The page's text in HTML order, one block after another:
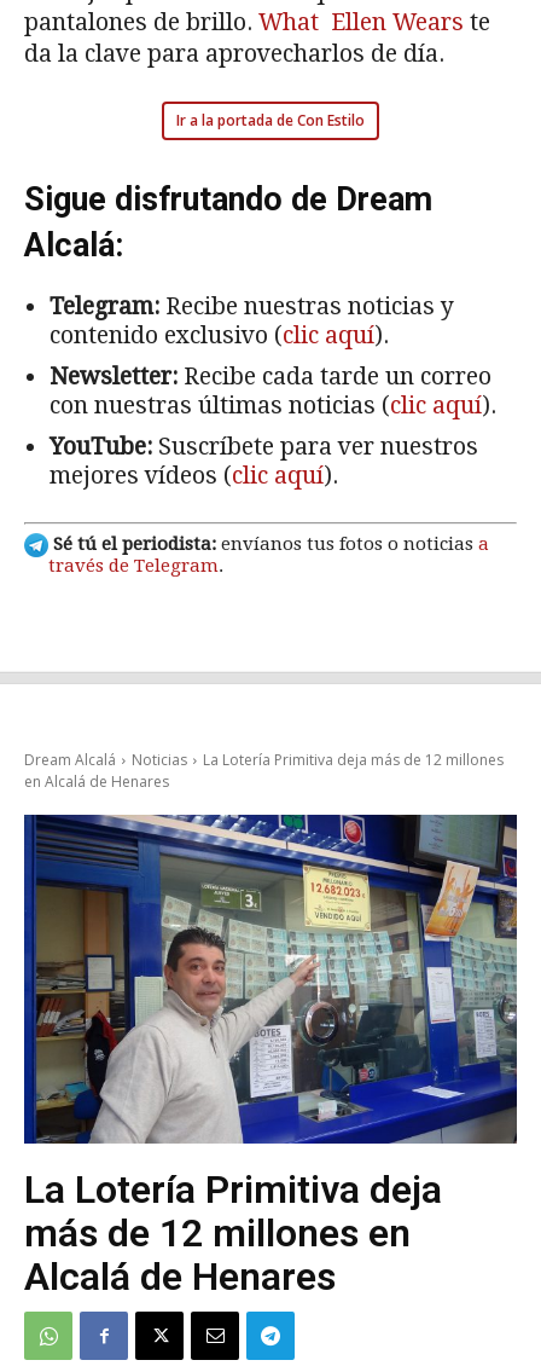
pantalones de brillo. What Ellen Wears te
da la clave para aprovecharlos de día.
Ir a la portada de Con Estilo
Sigue disfrutando de Dream
Alcalá:
Telegram: Recibe nuestras noticias y
contenido exclusivo (clic aquí).
Newsletter: Recibe cada tarde un correo
con nuestras últimas noticias (clic aquí).
YouTube: Suscríbete para ver nuestros
mejores vídeos (clic aquí).
Sé tú el periodista: envíanos tus fotos o noticias a
través de Telegram.